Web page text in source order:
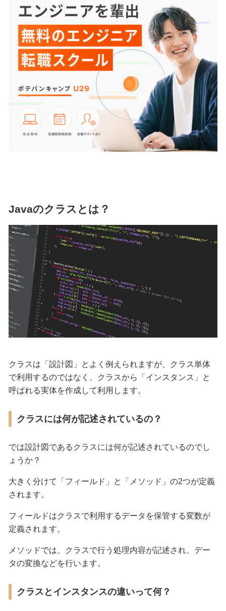
Javaのクラスとは？
クラスは「設計図」とよく例えられますが、クラス単体
で利用するのではなく、クラスから「インスタンス」と
呼ばれる実体を作成して利用します。
クラスには何が記述されているの？
では設計図であるクラスには何が記述されているのでし
ょうか？
大きく分けて「フィールド」と「メソッド」の2つが定義
されます。
フィールドはクラスで利用するデータを保管する変数が
定義されます。
メソッドでは、クラスで行う処理内容が記述され、デー
タの変換などを行います。
クラスとインスタンスの違いって何？